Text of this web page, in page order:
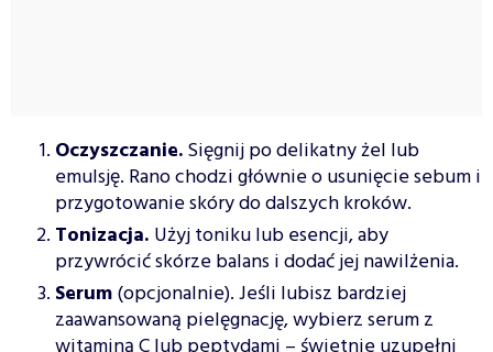
Oczyszczanie.Sięgnij po delikatny żel lub
emulsję. Rano chodzi głównie o usunięcie sebum i
przygotowanie skóry do dalszych kroków.
Tonizacja. Użyj toniku lub esencji, aby
przywrócić skórze balans i dodać jej nawilżenia.
Serum(opcjonalnie). Jeśli lubisz bardziej
zaawansowaną pielęgnację, wybierz serum z